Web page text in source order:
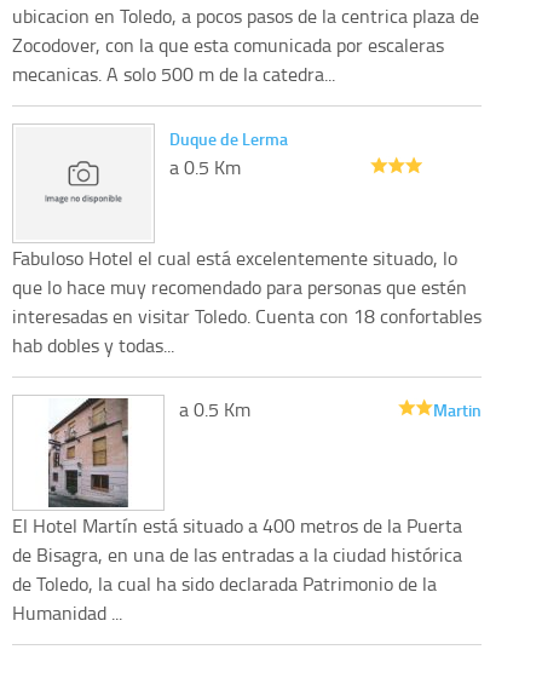
ubicacion en Toledo, a pocos pasos de la centrica plaza de
Zocodover, con la que esta comunicada por escaleras
mecanicas. A solo 500 m de la catedra...
Duque de Lerma
a 0.5 Km
Fabuloso Hotel el cual está excelentemente situado, lo
que lo hace muy recomendado para personas que estén
interesadas en visitar Toledo. Cuenta con 18 confortables
hab dobles y todas...
Martin
a 0.5 Km
El Hotel Martín está situado a 400 metros de la Puerta
de Bisagra, en una de las entradas a la ciudad histórica
de Toledo, la cual ha sido declarada Patrimonio de la
Humanidad ...